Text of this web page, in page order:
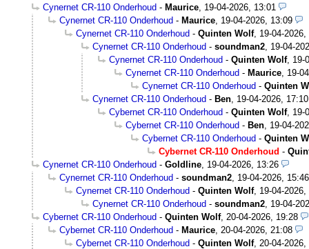
Cynernet CR-110 Onderhoud - Maurice 19-04-2026, 13:01
Cynernet CR-110 Onderhoud - Maurice 19-04-2026, 13:09
Cynernet CR-110 Onderhoud - Quinten Wolf, 19-04-2026,
Cynernet CR-110 Onderhoud - soundman2 19-04-
Cynernet CR-110 Onderhoud - Quinten Wolf, 19-
Cynernet CR-110 Onderhoud - Maurice 19-
Cynernet CR-110 Onderhoud - Quinten
Cynernet CR-110 Onderhoud - Ben 19-04-2026, 17:10
Cybernet CR-110 Onderhoud - Quinten Wolf, 19-
Cybernet CR-110 Onderhoud - Ben 19-04-
Cybernet CR-110 Onderhoud - Quinten
Cybernet CR-110 Onderhoud -
Cynernet CR-110 Onderhoud - Goldline 19-04-2026, 13:26
Cynernet CR-110 Onderhoud - soundman2 19-04-2026, 15:46
Cynernet CR-110 Onderhoud - Quinten Wolf, 19-04-2026,
Cynernet CR-110 Onderhoud - soundman2 19-04-
Cybernet CR-110 Onderhoud - Quinten Wolf, 20-04-2026, 19:28
Cybernet CR-110 Onderhoud - Maurice 20-04-2026, 21:08
Cybernet CR-110 Onderhoud - Quinten Wolf, 20-04-2026,